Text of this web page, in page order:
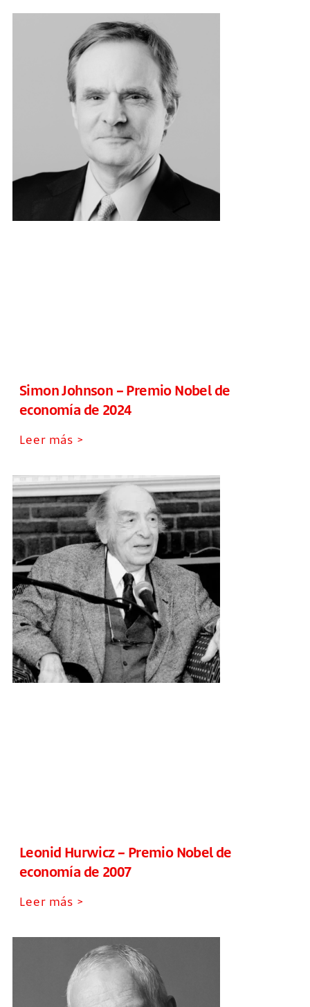
Simon Johnson – Premio Nobel de
economía de 2024
Leer más >
Leonid Hurwicz – Premio Nobel de
economía de 2007
Leer más >